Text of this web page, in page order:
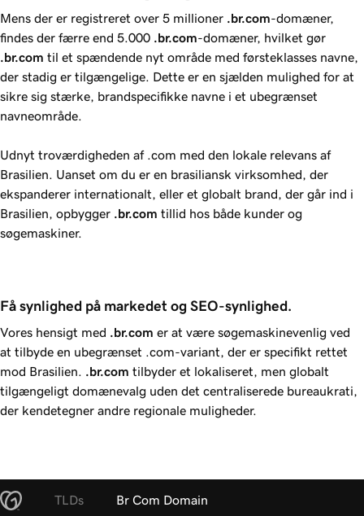
Mens der er registreret over 5 millioner .br.com-domæner,
findes der færre end 5.000 .br.com-domæner, hvilket gør
.br.com til et spændende nyt område med førsteklasses navne,
der stadig er tilgængelige. Dette er en sjælden mulighed for at
sikre sig stærke, brandspecifikke navne i et ubegrænset
navneområde.
Udnyt troværdigheden af .com med den lokale relevans af
Brasilien. Uanset om du er en brasiliansk virksomhed, der
ekspanderer internationalt, eller et globalt brand, der går ind i
Brasilien, opbygger .br.com tillid hos både kunder og
søgemaskiner.
Få synlighed på markedet og SEO-synlighed.
Vores hensigt med .br.com er at være søgemaskinevenlig ved
at tilbyde en ubegrænset .com-variant, der er specifikt rettet
mod Brasilien.
.br.com tilbyder et lokaliseret, men globalt
tilgængeligt domænevalg uden det centraliserede bureaukrati,
der kendetegner andre regionale muligheder.
TLDs Br Com Domain